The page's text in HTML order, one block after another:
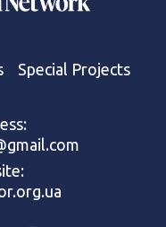
Special Projects